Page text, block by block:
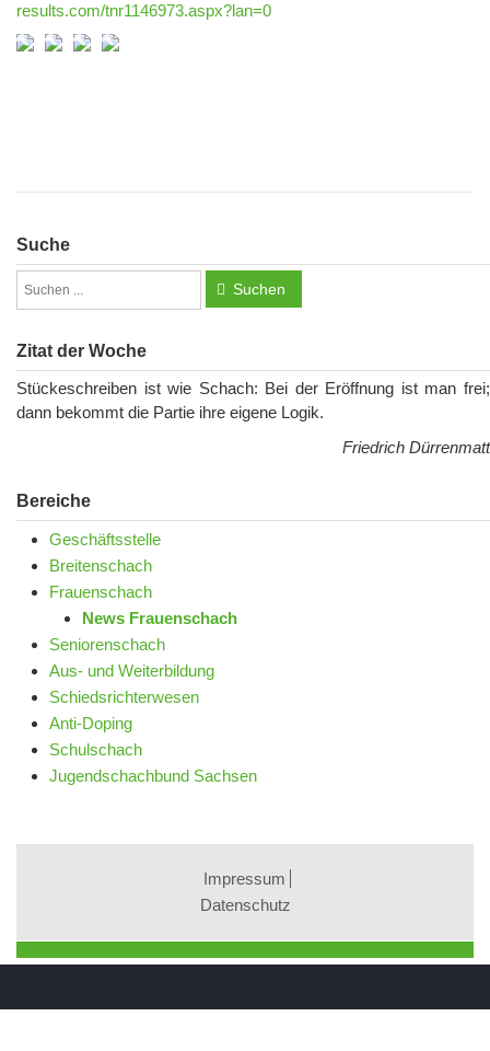
results.com/tnr1146973.aspx?lan=0
Suche
Suchen
Zitat der Woche
Stückeschreiben ist wie Schach: Bei der Eröffnung ist man frei;
dann bekommt die Partie ihre eigene Logik.
Friedrich Dürrenmatt
Bereiche
Geschäftsstelle
Breitenschach
Frauenschach
News Frauenschach
Seniorenschach
Aus- und Weiterbildung
Schiedsrichterwesen
Anti-Doping
Schulschach
Jugendschachbund Sachsen
Impressum
Datenschutz